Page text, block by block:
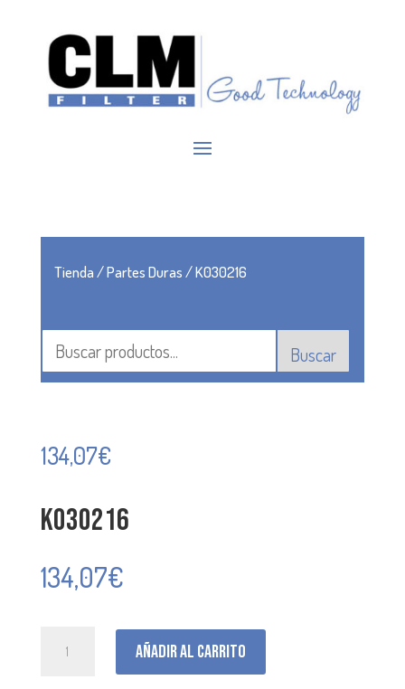
Tienda/Partes Duras/ K030216
Buscar
134,07€
K030216
134,07€
Añadir al carrito